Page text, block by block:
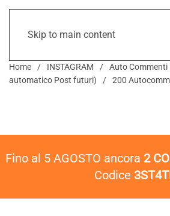
Skip to main content
Home INSTAGRAM
Auto
automatico Post futuri)
200
Fino al 5 AGOSTO ancora 2
Codice